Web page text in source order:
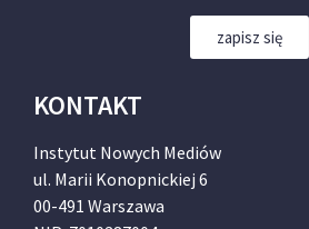
zapisz się
KONTAKT
Instytut Nowych Mediów
ul. Marii Konopnickiej 6
00-491 Warszawa